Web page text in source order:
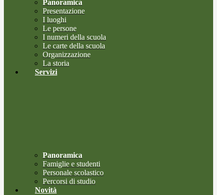
Panoramica
Presentazione
I luoghi
Le persone
I numeri della scuola
Le carte della scuola
Organizzazione
La storia
Servizi
Panoramica
Famiglie e studenti
Personale scolastico
Percorsi di studio
Novità